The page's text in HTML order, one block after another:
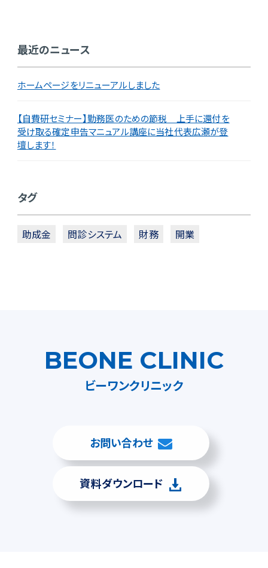
最近のニュース
ホームページをリニューアルしました
【自費研セミナー】勤務医のための節税 上手に還付を
受け取る確定申告マニュアル講座に当社代表広瀬が登
壇します！
タグ
助成金 問診システム 財務 開業
BEONE CLINIC
ビーワンクリニック
お問い合わせ
資料ダウンロード